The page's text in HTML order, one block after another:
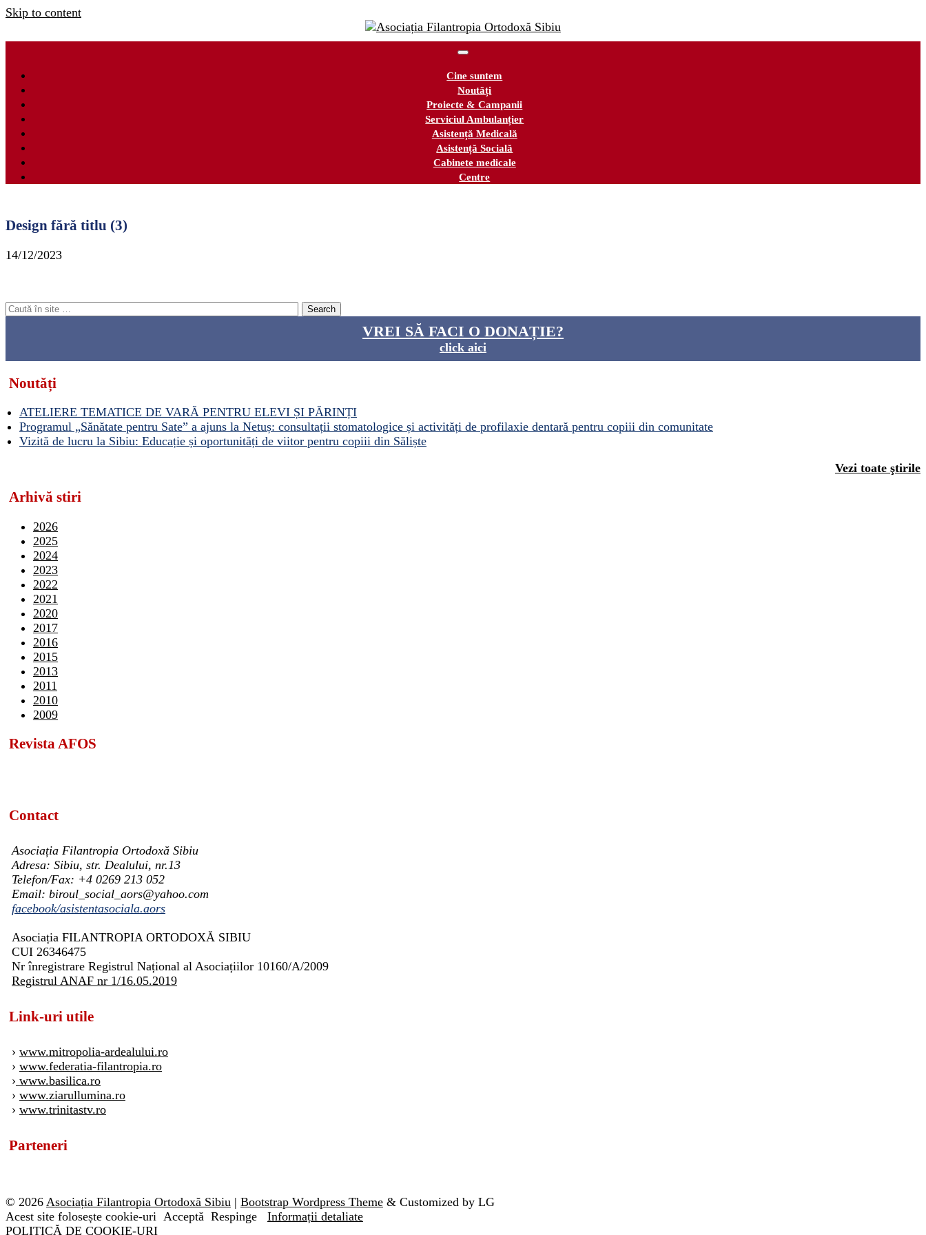
Skip to content
Cine suntem
Noutăți
Proiecte & Campanii
Serviciul Ambulanțier
Asistență Medicală
Asistență Socială
Cabinete medicale
Centre
Design fără titlu (3)
14/12/2023
VREI SĂ FACI O DONAȚIE?
click aici
Noutăți
ATELIERE TEMATICE DE VARĂ PENTRU ELEVI ȘI PĂRINȚI
Programul „Sănătate pentru Sate” a ajuns la Netuș: consultații stomatologice și activități de profilaxie dentară pentru copiii din comunitate
Vizită de lucru la Sibiu: Educație și oportunități de viitor pentru copiii din Săliște
Vezi toate ştirile
Arhivă stiri
2026
2025
2024
2023
2022
2021
2020
2017
2016
2015
2013
2011
2010
2009
Revista AFOS
Contact
Asociația Filantropia Ortodoxă Sibiu
Adresa: Sibiu, str. Dealului, nr.13
Telefon/Fax: +4 0269 213 052
Email: biroul_social_aors@yahoo.com
facebook/asistentasociala.aors
Asociația FILANTROPIA ORTODOXĂ SIBIU
CUI 26346475
Nr înregistrare Registrul Național al Asociațiilor 10160/A/2009
Registrul ANAF nr 1/16.05.2019
Link-uri utile
› www.mitropolia-ardealului.ro
› www.federatia-filantropia.ro
› www.basilica.ro
› www.ziarullumina.ro
› www.trinitastv.ro
Parteneri
© 2026 Asociația Filantropia Ortodoxă Sibiu | Bootstrap Wordpress Theme & Customized by LG
Acest site folosește cookie-uri Acceptă Respinge
Informații detaliate
POLITICĂ DE COOKIE-URI